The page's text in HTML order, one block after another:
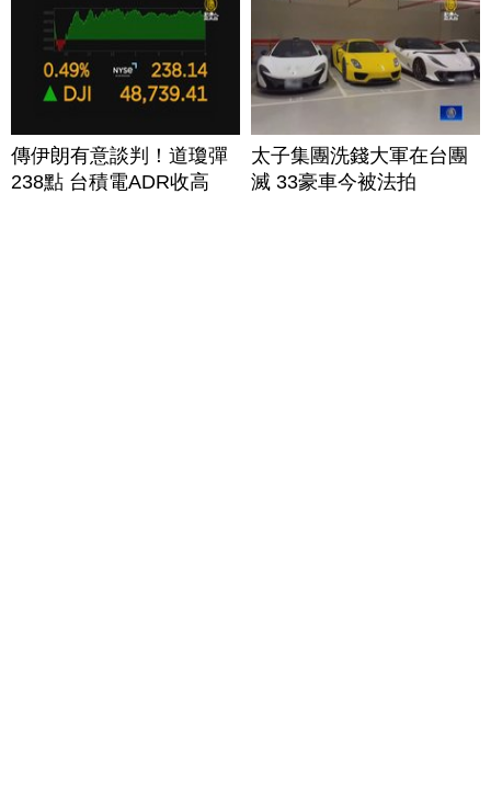
傳伊朗有意談判！道瓊彈
238點 台積電ADR收高
太子集團洗錢大軍在台團
滅 33豪車今被法拍